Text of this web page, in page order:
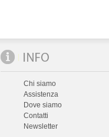
Chi siamo
Assistenza
Dove siamo
Contatti
Newsletter